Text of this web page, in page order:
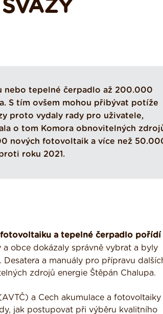
nebo tepelné čerpadlo až 200.000
S tím ovšem mohou přibývat potíže
proto vydaly rady pro uživatele,
o tom Komora obnovitelných
nových fotovoltaik a více než
roku 2021.
fotovoltaiku a tepelné čerpadlo pořídí
obce dokázaly správně vybrat a byly
a manuály pro přípravu
zdrojů energie Štěpán Chalupa.
a Cech akumulace a fotovoltaiky
jak postupovat při výběru kvalitního